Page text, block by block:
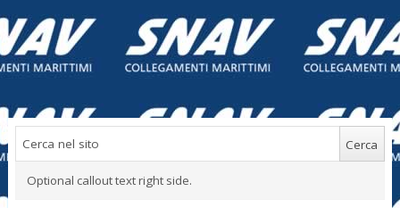
Optional callout text right side.